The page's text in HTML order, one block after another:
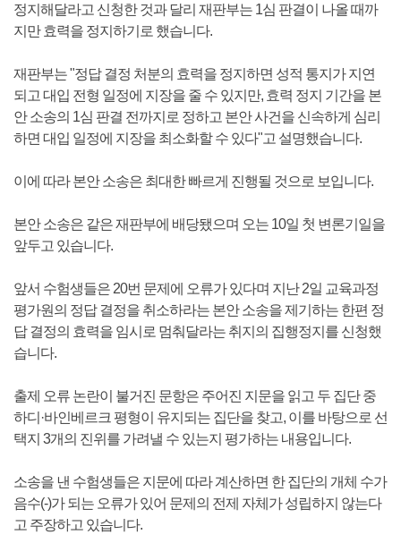
정지해달라고 신청한 것과 달리 재판부는 1심 판결이 나올 때까
지만 효력을 정지하기로 했습니다.
재판부는 "정답 결정 처분의 효력을 정지하면 성적 통지가 지연
되고 대입 전형 일정에 지장을 줄 수 있지만, 효력 정지 기간을 본
안 소송의 1심 판결 전까지로 정하고 본안 사건을 신속하게 심리
하면 대입 일정에 지장을 최소화할 수 있다"고 설명했습니다.
이에 따라 본안 소송은 최대한 빠르게 진행될 것으로 보입니다.
본안 소송은 같은 재판부에 배당됐으며 오는 10일 첫 변론기일을
앞두고 있습니다.
앞서 수험생들은 20번 문제에 오류가 있다며 지난 2일 교육과정
평가원의 정답 결정을 취소하라는 본안 소송을 제기하는 한편 정
답 결정의 효력을 임시로 멈춰달라는 취지의 집행정지를 신청했
습니다.
출제 오류 논란이 불거진 문항은 주어진 지문을 읽고 두 집단 중
하디·바인베르크 평형이 유지되는 집단을 찾고, 이를 바탕으로 선
택지 3개의 진위를 가려낼 수 있는지 평가하는 내용입니다.
소송을 낸 수험생들은 지문에 따라 계산하면 한 집단의 개체 수가
음수(-)가 되는 오류가 있어 문제의 전제 자체가 성립하지 않는다
고 주장하고 있습니다.